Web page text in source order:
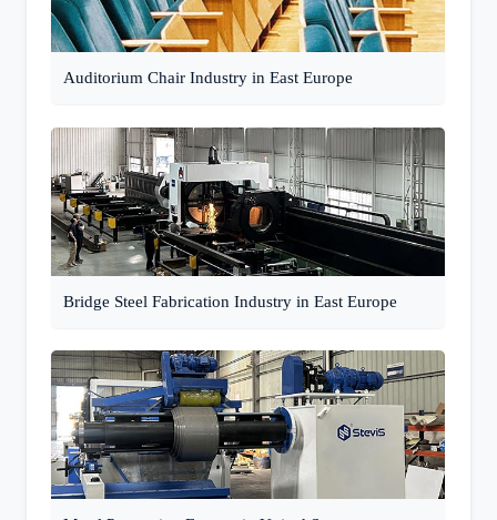
Auditorium Chair Industry in East Europe
Bridge Steel Fabrication Industry in East Europe